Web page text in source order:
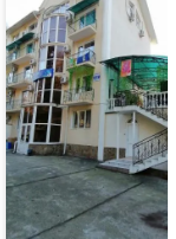
София